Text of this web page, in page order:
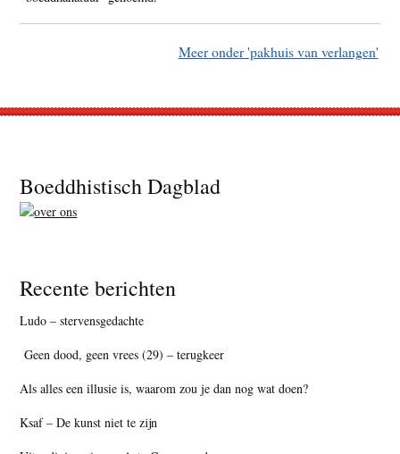
Meer onder 'pakhuis van verlangen'
Footer
Boeddhistisch Dagblad
Recente berichten
Ludo – stervensgedachte
Geen dood, geen vrees (29) – terugkeer
Als alles een illusie is, waarom zou je dan nog wat doen?
Ksaf – De kunst niet te zijn